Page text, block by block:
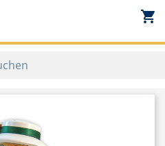
shopping_cart